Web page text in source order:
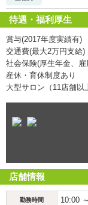
待遇・福利厚生
賞与(2017年度実績有)
交通費(最大2万円支給)
社会保険(厚生年金、雇
産休・育休制度あり
大型サロン（11店舗以
店舗情報
勤務時間 10:00